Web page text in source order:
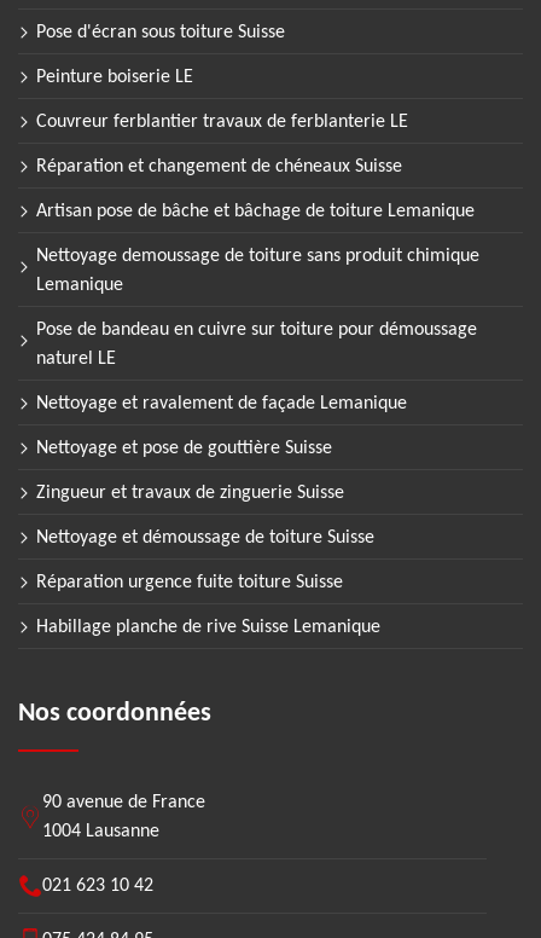
Pose d'écran sous toiture Suisse
Peinture boiserie LE
Couvreur ferblantier travaux de ferblanterie LE
Réparation et changement de chéneaux Suisse
Artisan pose de bâche et bâchage de toiture Lemanique
Nettoyage demoussage de toiture sans produit chimique
Lemanique
Pose de bandeau en cuivre sur toiture pour démoussage
naturel LE
Nettoyage et ravalement de façade Lemanique
Nettoyage et pose de gouttière Suisse
Zingueur et travaux de zinguerie Suisse
Nettoyage et démoussage de toiture Suisse
Réparation urgence fuite toiture Suisse
Habillage planche de rive Suisse Lemanique
Nos coordonnées
90 avenue de France
1004 Lausanne
021 623 10 42